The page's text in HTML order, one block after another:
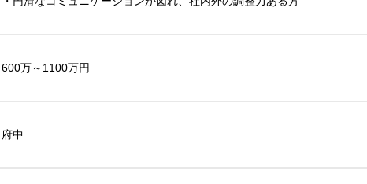
600万～1100万円
府中